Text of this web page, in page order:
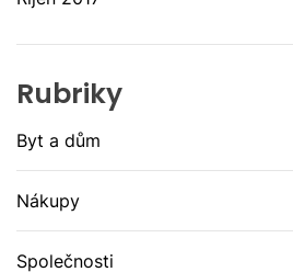
Rubriky
Byt a dům
Nákupy
Společnosti